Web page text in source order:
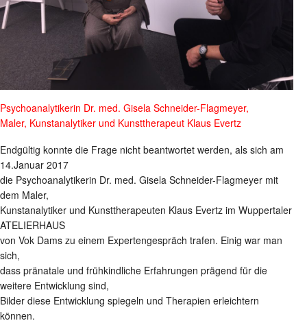
Psychoanalytikerin Dr. med. Gisela Schneider-Flagmeyer,
Maler, Kunstanalytiker und Kunsttherapeut Klaus Evertz
Endgültig konnte die Frage nicht beantwortet werden, als sich am
14.Januar 2017
die Psychoanalytikerin Dr. med. Gisela Schneider-Flagmeyer mit
dem Maler,
Kunstanalytiker und Kunsttherapeuten Klaus Evertz im Wuppertaler
ATELIERHAUS
von Vok Dams zu einem Expertengespräch trafen. Einig war man
sich,
dass pränatale und frühkindliche Erfahrungen prägend für die
weitere Entwicklung sind,
Bilder diese Entwicklung spiegeln und Therapien erleichtern
können.